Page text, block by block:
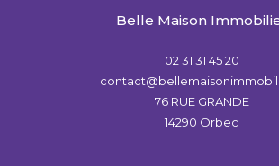
Belle Maison
02 31 31 45 20
76 RUE GRANDE
14290
Orbec